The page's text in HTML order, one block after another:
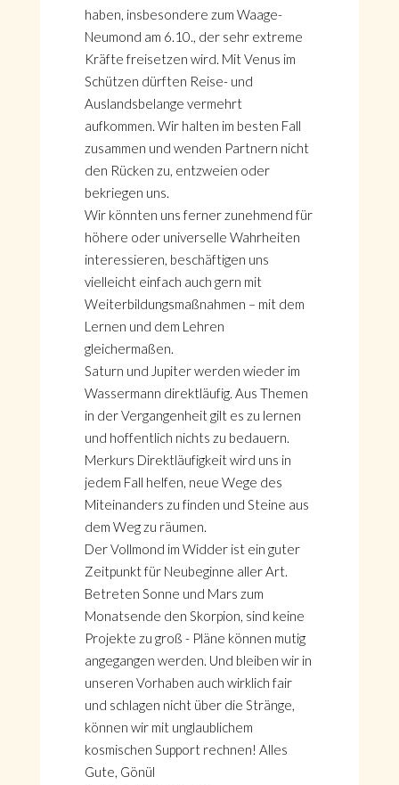
haben, insbesondere zum Waage-
Neumond am 6.10., der sehr extreme
Kräfte freisetzen wird. Mit Venus im
Schützen dürften Reise- und
Auslandsbelange vermehrt
aufkommen. Wir halten im besten Fall
zusammen und wenden Partnern nicht
den Rücken zu, entzweien oder
bekriegen uns.
Wir könnten uns ferner zunehmend für
höhere oder universelle Wahrheiten
interessieren, beschäftigen uns
vielleicht einfach auch gern mit
Weiterbildungsmaßnahmen – mit dem
Lernen und dem Lehren
gleichermaßen.
Saturn und Jupiter werden wieder im
Wassermann direktläufig. Aus Themen
in der Vergangenheit gilt es zu lernen
und hoffentlich nichts zu bedauern.
Merkurs Direktläufigkeit wird uns in
jedem Fall helfen, neue Wege des
Miteinanders zu finden und Steine aus
dem Weg zu räumen.
Der Vollmond im Widder ist ein guter
Zeitpunkt für Neubeginne aller Art.
Betreten Sonne und Mars zum
Monatsende den Skorpion, sind keine
Projekte zu groß - Pläne können mutig
angegangen werden. Und bleiben wir in
unseren Vorhaben auch wirklich fair
und schlagen nicht über die Stränge,
können wir mit unglaublichem
kosmischen Support rechnen! Alles
Gute, Gönül